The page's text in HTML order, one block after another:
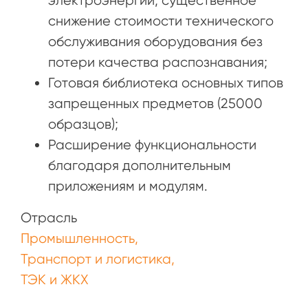
снижение стоимости технического
обслуживания оборудования без
потери качества распознавания;
Готовая библиотека основных типов
запрещенных предметов (25000
образцов);
Расширение функциональности
благодаря дополнительным
приложениям и модулям.
Отрасль
Промышленность
Транспорт и логистика
ТЭК и ЖКХ